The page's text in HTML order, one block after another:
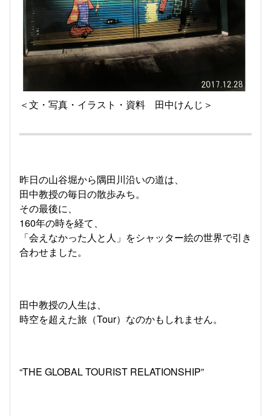
＜文・写真・イラスト・資料 田中けんじ＞
昨日の山谷堀から隅田川沿いの道は、
田中教授の毎日の散歩みち。
その最後に、
160年の時を経て、
「会えなかった人と人」をシャッター絵の世界で引き
合わせました。
田中教授の人生は、
時空を超えた旅（Tour）なのかもしれません。
“THE GLOBAL TOURIST RELATIONSHIP”